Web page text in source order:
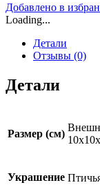
Добавлено в
Loading...
Детали
Отзывы (0)
Детали
Размер (см)
Украшение